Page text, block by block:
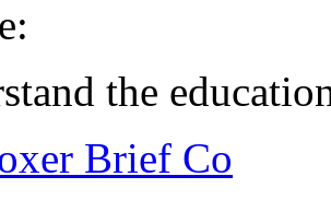
the
Brief Co